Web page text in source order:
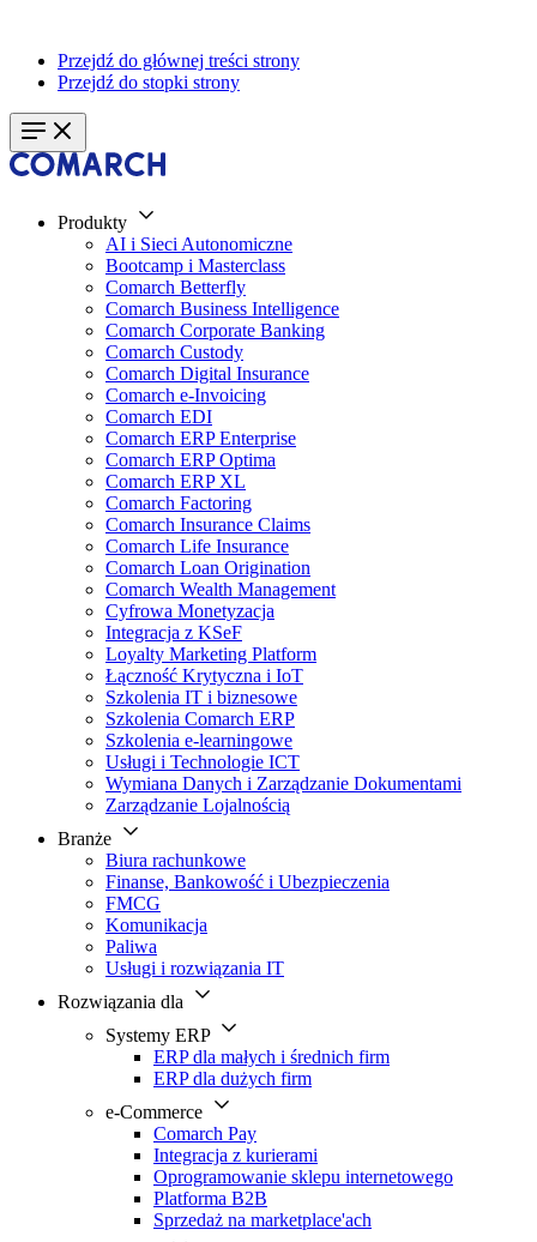
Przejdź do głównej treści strony
Przejdź do stopki strony
Produkty
AI i Sieci Autonomiczne
Bootcamp i Masterclass
Comarch Betterfly
Comarch Business Intelligence
Comarch Corporate Banking
Comarch Custody
Comarch Digital Insurance
Comarch e-Invoicing
Comarch EDI
Comarch ERP Enterprise
Comarch ERP Optima
Comarch ERP XL
Comarch Factoring
Comarch Insurance Claims
Comarch Life Insurance
Comarch Loan Origination
Comarch Wealth Management
Cyfrowa Monetyzacja
Integracja z KSeF
Loyalty Marketing Platform
Łączność Krytyczna i IoT
Szkolenia IT i biznesowe
Szkolenia Comarch ERP
Szkolenia e-learningowe
Usługi i Technologie ICT
Wymiana Danych i Zarządzanie Dokumentami
Zarządzanie Lojalnością
Branże
Biura rachunkowe
Finanse, Bankowość i Ubezpieczenia
FMCG
Komunikacja
Paliwa
Usługi i rozwiązania IT
Rozwiązania dla
Systemy ERP
ERP dla małych i średnich firm
ERP dla dużych firm
e-Commerce
Comarch Pay
Integracja z kurierami
Oprogramowanie sklepu internetowego
Platforma B2B
Sprzedaż na marketplace'ach